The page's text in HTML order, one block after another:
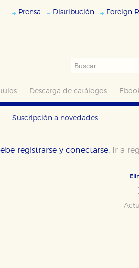
Prensa Distribución Foreign
Descarga de catálogos
Suscripción a novedades
registrarse y conectarse. Ir a